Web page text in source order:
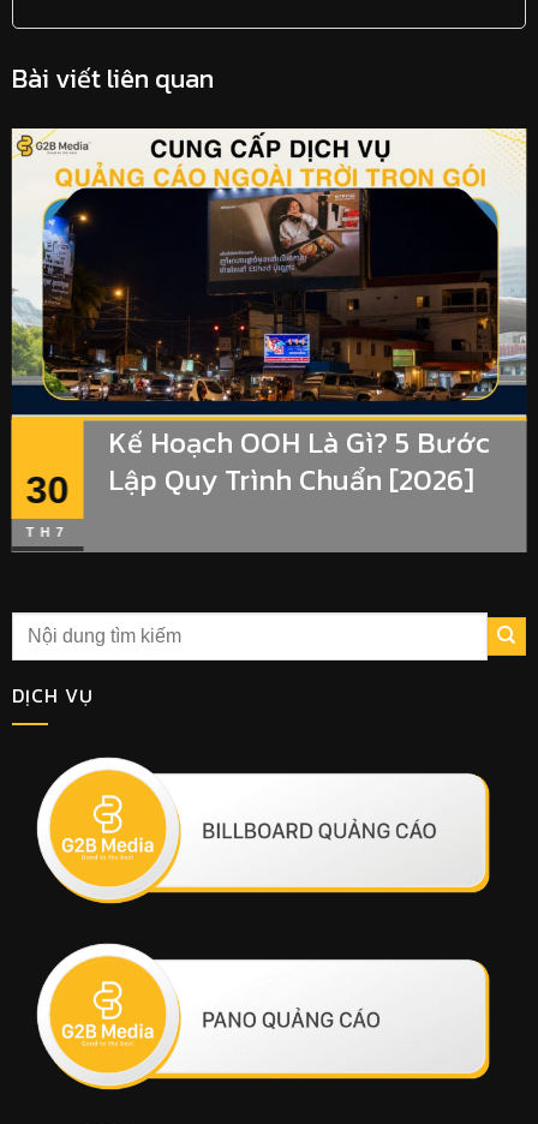
Bài viết liên quan
30
TH7
Kế Hoạch OOH Là Gì? 5 Bước
Lập Quy Trình Chuẩn [2026]
DỊCH VỤ